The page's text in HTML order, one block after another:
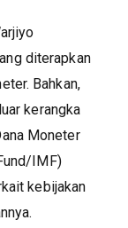
diterapkan
Bahkan,
kerangka
Moneter
IMF)
kebijakan